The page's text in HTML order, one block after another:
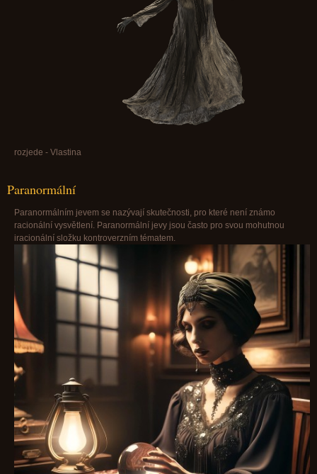
rozjede - Vlastina
Paranormální
Paranormálním jevem se nazývají skutečnosti, pro které není známo
racionální vysvětlení. Paranormální jevy jsou často pro svou mohutnou
iracionální složku kontroverzním tématem.